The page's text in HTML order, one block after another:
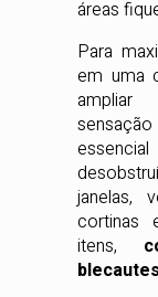
áreas
Para
em uma
janelas,
cortinas
itens,